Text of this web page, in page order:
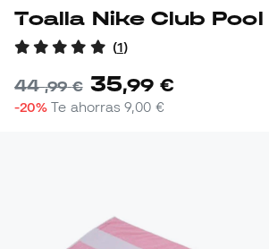
Toalla Nike Club Pool
(1)
44,99 € 35,99 €
-20% Te ahorras9,00 €